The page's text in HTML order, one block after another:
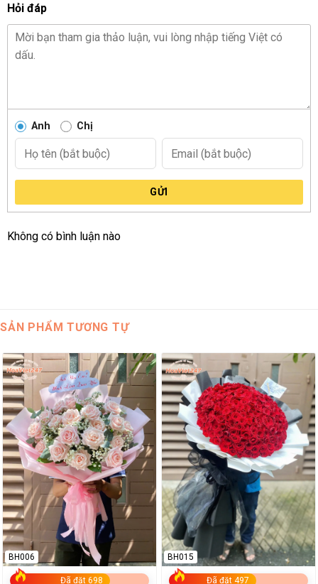
Hỏi đáp
Anh Chị
GỬI
Không có bình luận nào
SẢN PHẨM TƯƠNG TỰ
Đã đặt 698
BH006
Đã đặt 497
BH015